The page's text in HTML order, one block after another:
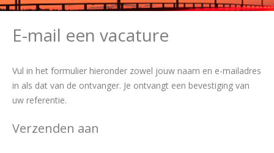
E-mail een vacature
Vul in het formulier hieronder zowel jouw naam en e-mailadres
in als dat van de ontvanger. Je ontvangt een bevestiging van
uw referentie.
Verzenden aan